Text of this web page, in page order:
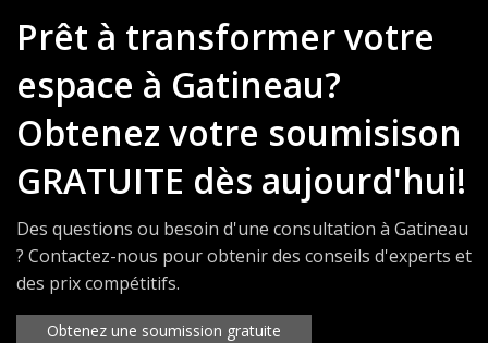
Prêt à transformer votre
espace à Gatineau?
Obtenez votre soumisison
GRATUITE dès aujourd'hui!
Des questions ou besoin d'une consultation à Gatineau
? Contactez-nous pour obtenir des conseils d'experts et
des prix compétitifs.
Obtenez une soumission gratuite